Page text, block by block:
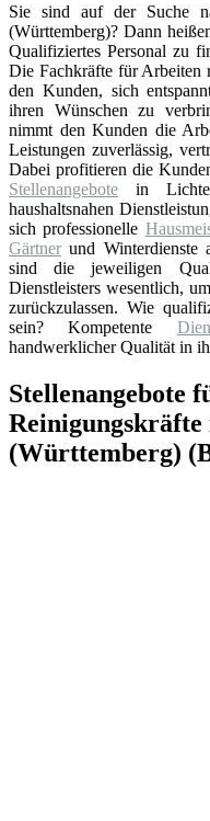
Sie sind auf der Suche
(Württemberg)? Dann
Qualifiziertes Personal zu
Die Fachkräfte für
den Kunden, sich
ihren Wünschen zu
nimmt den Kunden die
Leistungen zuverlässig,
Dabei profitieren die
Stellenangebote in
haushaltsnahen
sich professionelle
Gärtner und Winterdienste
sind die jeweiligen
Dienstleisters wesentlich,
zurückzulassen. Wie
sein? Kompetente
handwerklicher Qualität in
Stellenangebote
(Württemberg)